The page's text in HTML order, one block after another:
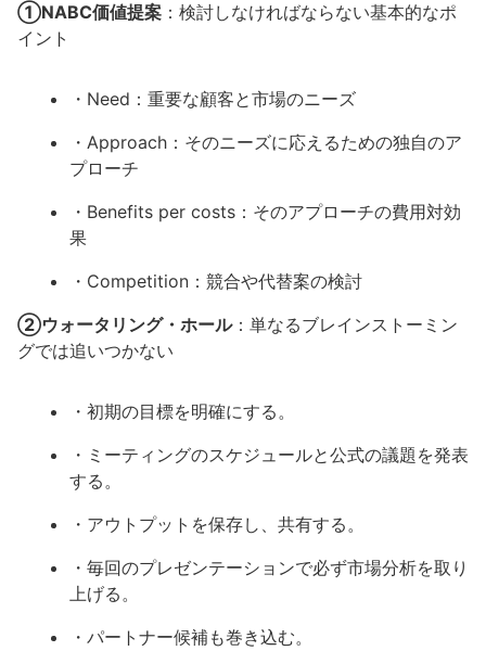
①NABC価値提案 ：検討しなければならない基本的なポ
イント
・Need：重要な顧客と市場のニーズ
・Approach：そのニーズに応えるための独自のア
プローチ
・Benefits per costs：そのアプローチの費用対効
果
・Competition：競合や代替案の検討
②ウォータリング・ホール：単なるブレインストーミン
グでは追いつかない
・初期の目標を明確にする。
・ミーティングのスケジュールと公式の議題を発表
する。
・アウトプットを保存し、共有する。
・毎回のプレゼンテーションで必ず市場分析を取り
上げる。
・パートナー候補も巻き込む。